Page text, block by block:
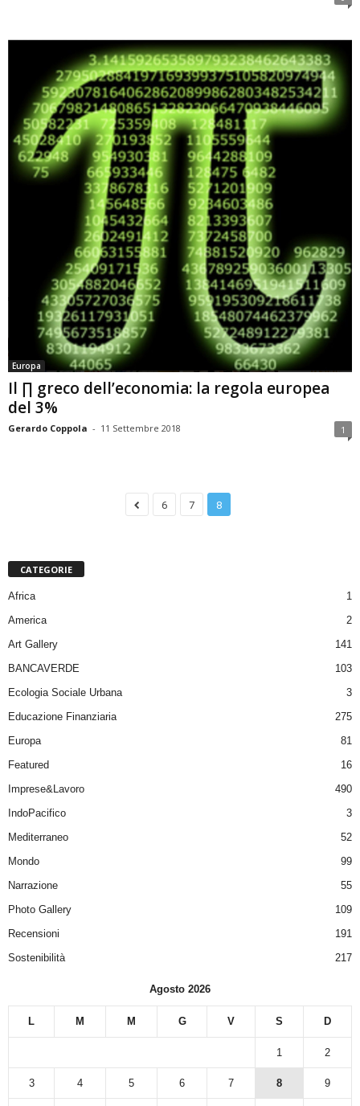
Europa
Il ∏ greco dell’economia: la regola europea
del 3%
Gerardo Coppola - 11 Settembre 2018 1
6 7 8
CATEGORIE
Africa
1
America
2
Art Gallery
141
BANCAVERDE
103
Ecologia Sociale Urbana
3
Educazione Finanziaria
275
Europa
81
Featured
16
Imprese&Lavoro
490
IndoPacifico
3
Mediterraneo
52
Mondo
99
Narrazione
55
Photo Gallery
109
Recensioni
191
Sostenibilità
217
Agosto 2026
L M M G V S D
1 2
3 4 5 6 7 8 9